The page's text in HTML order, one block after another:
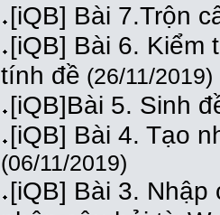
[iQB] Bài 7.Trộn
[iQB] Bài 6. Kiểm
tính đề (26/11/2019)
[iQB]Bài 5. Sinh
[iQB] Bài 4. Tạo
(06/11/2019)
[iQB] Bài 3. Nhập